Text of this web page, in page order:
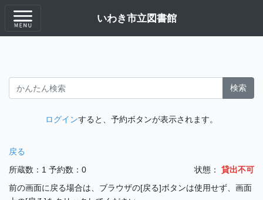
いわき市立図書館
検索
ログインすると、予約ボタンが表示されます。
戻る
所蔵数：1 予約数：0 状態：
貸出不可
前の画面に戻る場合は、ブラウザの[戻る]ボタンは使用せず、画面